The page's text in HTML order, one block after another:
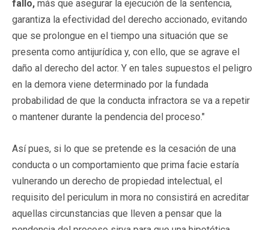
fallo, más que asegurar la ejecución de la sentencia,
garantiza la efectividad del derecho accionado, evitando
que se prolongue en el tiempo una situación que se
presenta como antijurídica y, con ello, que se agrave el
daño al derecho del actor. Y en tales supuestos el peligro
en la demora viene determinado por la fundada
probabilidad de que la conducta infractora se va a repetir
o mantener durante la pendencia del proceso."
Así pues, si lo que se pretende es la cesación de una
conducta o un comportamiento que prima facie estaría
vulnerando un derecho de propiedad intelectual, el
requisito del periculum in mora no consistirá en acreditar
aquellas circunstancias que lleven a pensar que la